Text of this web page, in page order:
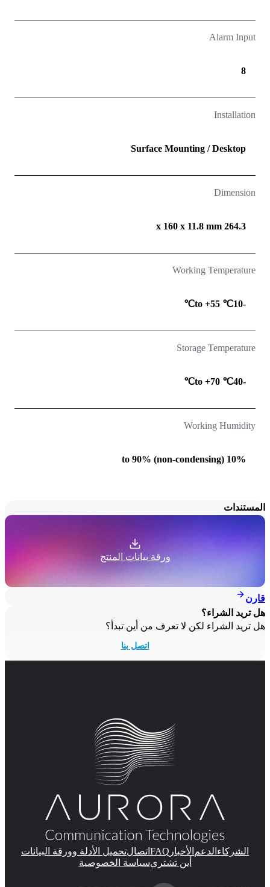
Alarm Input
8
Installation
Surface Mounting / Desktop
Dimension
264.3 x 160 x 11.8 mm
Working Temperature
-10℃ to +55℃
Storage Temperature
-40℃ to +70℃
Working Humidity
10% to 90% (non-condensing)
المستندات
ورقة بيانات المنتج
قارن
هل تريد الشراء؟
هل تريد الشراء لكن لا تعرف من أين تبدأ؟
اتصل بنا
الشركاء الدعم الأخبار FAQ اتصالتحميل الأدلة وورقة البيانات
أين تشتريسياسة الخصوصية